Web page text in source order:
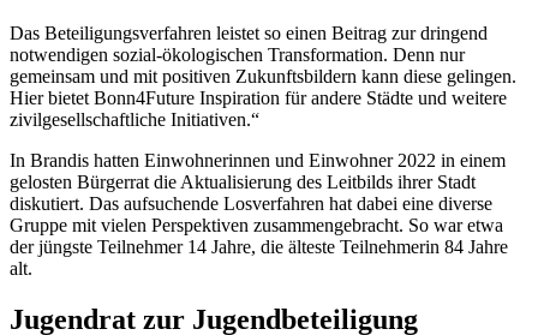
Das Beteiligungsverfahren leistet so einen Beitrag zur dringend
notwendigen sozial-ökologischen Transformation. Denn nur
gemeinsam und mit positiven Zukunftsbildern kann diese gelingen.
Hier bietet Bonn4Future Inspiration für andere Städte und weitere
zivilgesellschaftliche Initiativen.“
In Brandis hatten Einwohnerinnen und Einwohner 2022 in einem
gelosten Bürgerrat die Aktualisierung des Leitbilds ihrer Stadt
diskutiert. Das aufsuchende Losverfahren hat dabei eine diverse
Gruppe mit vielen Perspektiven zusammengebracht. So war etwa
der jüngste Teilnehmer 14 Jahre, die älteste Teilnehmerin 84 Jahre
alt.
Jugendrat zur Jugendbeteiligung